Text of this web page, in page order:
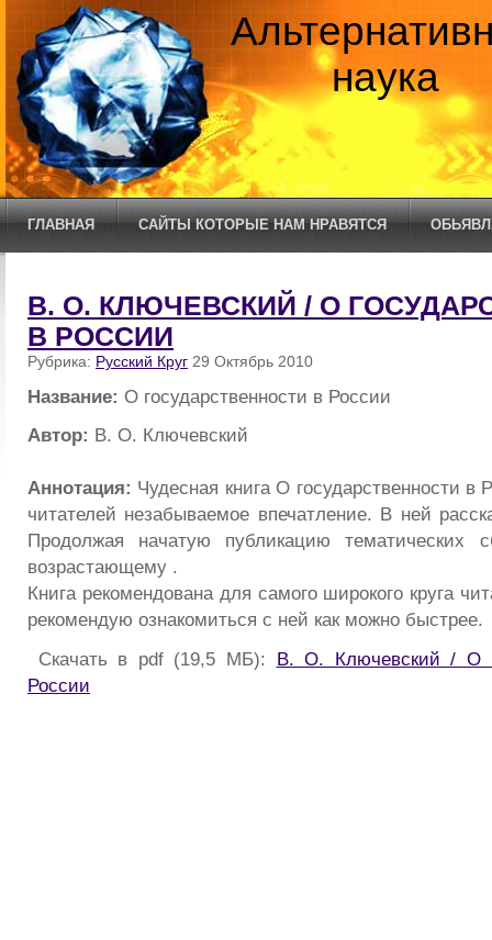
наука
ГЛАВНАЯ САЙТЫ КОТОРЫЕ НАМ НРАВЯТСЯ
В. О. КЛЮЧЕВСКИЙ / О
В РОССИИ
Рубрика: Русский Круг 29 Октябрь 2010
Название: О государственности в России
Автор: В. О. Ключевский
Аннотация: Чудесная книга О государственности в
читателей незабываемое впечатление. В ней
Продолжая начатую публикацию тематических
возрастающему .
Книга рекомендована для самого широкого круга
рекомендую ознакомиться с ней как можно быстрее.
Скачать в pdf (19,5 МБ): В. О. Ключевский / О
России